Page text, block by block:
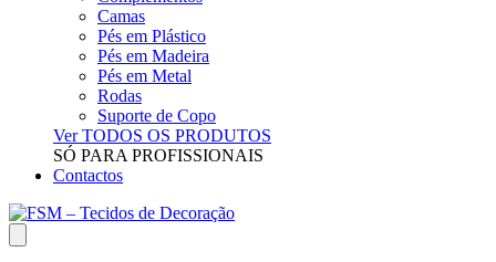
Camas
Pés em Plástico
Pés em Madeira
Pés em Metal
Rodas
Suporte de Copo
Ver TODOS OS PRODUTOS
SÓ PARA PROFISSIONAIS
Contactos